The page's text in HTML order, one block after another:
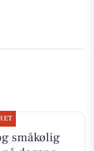
småkølig